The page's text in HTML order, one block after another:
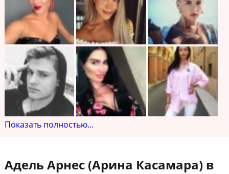
Показать полностью...
Адель Арнес (Арина Касамара) в